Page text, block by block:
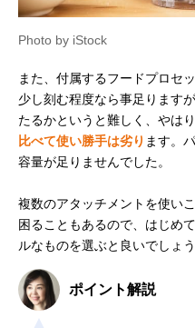
Photo by iStock
また、付属するフードプロセ
少し刻む程度なら事足ります
たるかというと難しく、やはり
比べて使い勝手は劣り ます。
容量が足りませんでした。
複数のアタッチメントを使い
困ることもあるので、はじめ
ルなものを選ぶと良いでしょう
ポイント解説